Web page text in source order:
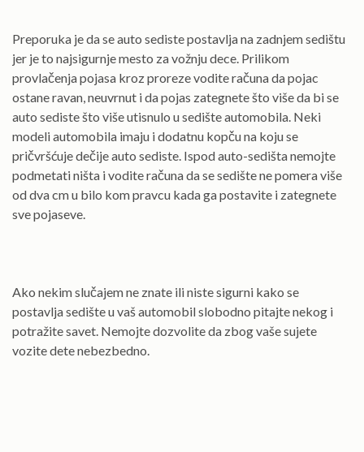
Preporuka je da se auto sediste postavlja na zadnjem sedištu
jer je to najsigurnje mesto za vožnju dece. Prilikom
provlačenja pojasa kroz proreze vodite računa da pojac
ostane ravan, neuvrnut i da pojas zategnete što više da bi se
auto sediste što više utisnulo u sedište automobila. Neki
modeli automobila imaju i dodatnu kopču na koju se
pričvršćuje dečije auto sediste. Ispod auto-sedišta nemojte
podmetati ništa i vodite računa da se sedište ne pomera više
od dva cm u bilo kom pravcu kada ga postavite i zategnete
sve pojaseve.
Ako nekim slučajem ne znate ili niste sigurni kako se
postavlja sedište u vaš automobil slobodno pitajte nekog i
potražite savet. Nemojte dozvolite da zbog vaše sujete
vozite dete nebezbedno.